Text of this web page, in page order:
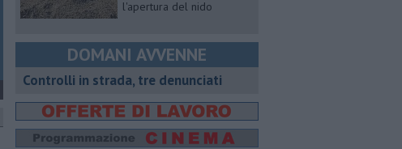
l'apertura del nido
DOMANI AVVENNE
Controlli in strada, tre denunciati